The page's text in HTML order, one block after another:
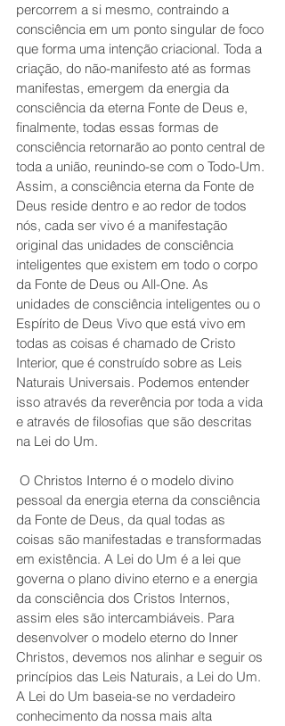
percorrem a si mesmo, contraindo a
consciência em um ponto singular de foco
que forma uma intenção criacional. Toda a
criação, do não-manifesto até as formas
manifestas, emergem da energia da
consciência da eterna Fonte de Deus e,
finalmente, todas essas formas de
consciência retornarão ao ponto central de
toda a união, reunindo-se com o Todo-Um.
Assim, a consciência eterna da Fonte de
Deus reside dentro e ao redor de todos
nós, cada ser vivo é a manifestação
original das unidades de consciência
inteligentes que existem em todo o corpo
da Fonte de Deus ou All-One. As
unidades de consciência inteligentes ou o
Espírito de Deus Vivo que está vivo em
todas as coisas é chamado de Cristo
Interior, que é construído sobre as Leis
Naturais Universais. Podemos entender
isso através da reverência por toda a vida
e através de filosofias que são descritas
na Lei do Um.
pessoal da energia eterna da consciência
da Fonte de Deus, da qual todas as
coisas são manifestadas e transformadas
em existência. A Lei do Um é a lei que
governa o plano divino eterno e a energia
da consciência dos Cristos Internos,
assim eles são intercambiáveis. Para
desenvolver o modelo eterno do Inner
Christos, devemos nos alinhar e seguir os
princípios das Leis Naturais, a Lei do Um.
A Lei do Um baseia-se no verdadeiro
conhecimento da nossa mais alta